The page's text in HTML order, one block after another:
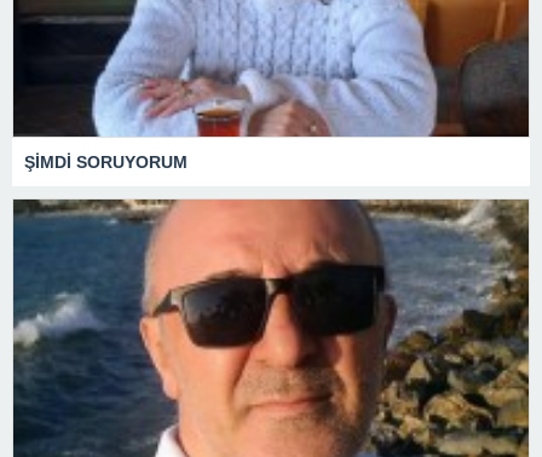
ŞİMDİ SORUYORUM